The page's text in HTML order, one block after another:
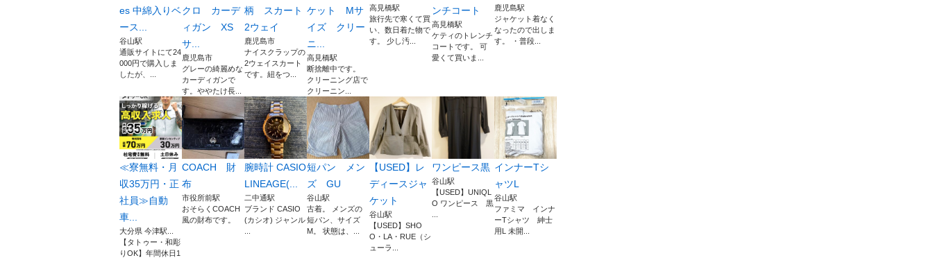
es 中綿入りベ
ース...
谷山駅
通販サイトにて24
000円で購入しま
したが、...
クロ カーデ
ィガン XS
サ...
鹿児島市
グレーの綺麗めな
カーディガンで
す。ややたけ長...
柄 スカート
2ウェイ
鹿児島市
ナイスクラップの
2ウェイスカート
です。紐をつ...
ケット Mサ
イズ クリー
ニ...
高見橋駅
断捨離中です。
クリーニング店で
クリーニン...
高見橋駅
旅行先で寒くて買
い、数日着た物で
す。 少し汚...
ンチコート
高見橋駅
ケティのトレンチ
コートです。 可
愛くて買いま...
鹿児島駅
ジャケット着なく
なったので出しま
す。 ・普段...
≪寮無料・月
収35万円・正
社員≫自動
車...
大分県 今津駅...
【タトゥー・和彫
りOK】年間休日1
COACH 財
布
市役所前駅
おそらくCOACH
風の財布です。
腕時計 CASIO
LINEAGE(...
二中通駅
ブランド CASIO
(カシオ) ジャンル
短パン メン
ズ GU
谷山駅
古着。 メンズの
短パン、サイズ
М。 状態は、...
【USED】レ
ディースジャ
ケット
谷山駅
【USED】SHO
O・LA・RUE（シ
ューラ...
ワンピース黒
谷山駅
【USED】UNIQL
O ワンピース 黒
インナーTシ
ャツL
谷山駅
ファミマ インナ
ーTシャツ 紳士
用L 未開...